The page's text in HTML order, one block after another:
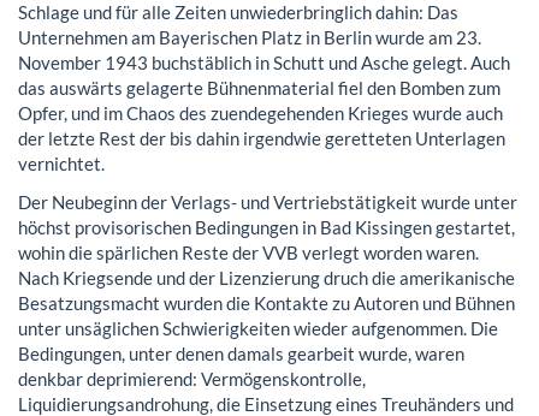
Schlage und für alle Zeiten unwiederbringlich dahin: Das
Unternehmen am Bayerischen Platz in Berlin wurde am 23.
November 1943 buchstäblich in Schutt und Asche gelegt. Auch
das auswärts gelagerte Bühnenmaterial fiel den Bomben zum
Opfer, und im Chaos des zuendegehenden Krieges wurde auch
der letzte Rest der bis dahin irgendwie geretteten Unterlagen
vernichtet.
Der Neubeginn der Verlags- und Vertriebstätigkeit wurde unter
höchst provisorischen Bedingungen in Bad Kissingen gestartet,
wohin die spärlichen Reste der VVB verlegt worden waren.
Nach Kriegsende und der Lizenzierung druch die amerikanische
Besatzungsmacht wurden die Kontakte zu Autoren und Bühnen
unter unsäglichen Schwierigkeiten wieder aufgenommen. Die
Bedingungen, unter denen damals gearbeit wurde, waren
denkbar deprimierend: Vermögenskontrolle,
Liquidierungsandrohung, die Einsetzung eines Treuhänders und